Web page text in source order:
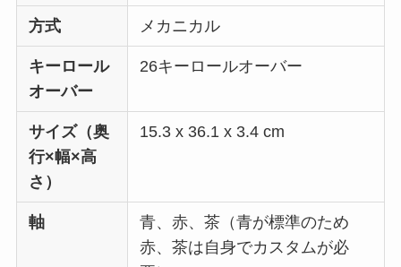
方式 メカニカル
キーロール
オーバー
26キーロールオーバー
サイズ（奥
行×幅×高
さ）
15.3 x 36.1 x 3.4 cm
軸
青、赤、茶（青が標準のため
赤、茶は自身でカスタムが必